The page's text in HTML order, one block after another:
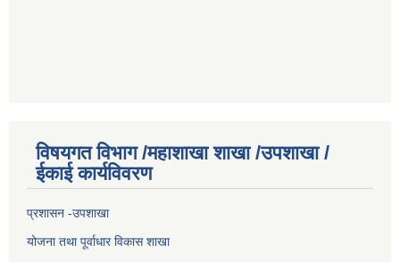
विषयगत विभाग /महाशाखा शाखा /उपशाखा /
ईकाई कार्यविवरण
प्रशासन -उपशाखा
योजना तथा पूर्वाधार विकास शाखा